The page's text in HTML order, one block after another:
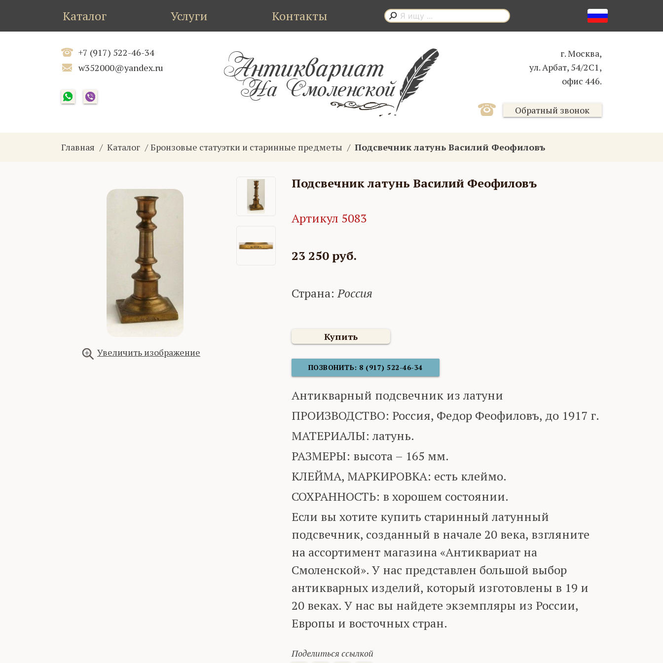
Каталог Услуги Контакты
+7 (917) 522-46-34
w352000@yandex.ru
г. Москва,
ул. Арбат, 54/2С1,
офис 446.
Обратный звонок
Главная Каталог Бронзовые статуэтки и старинные предметы Подсвечник латунь Василий Феофиловъ
Увеличить изображение
Подсвечник латунь Василий Феофиловъ
Артикул 5083
23 250 руб.
Страна:Россия
Купить
ПОЗВОНИТЬ: 8 (917) 522-46-34
Антикварный подсвечник из латуни
ПРОИЗВОДСТВО: Россия, Федор Феофиловъ, до 1917 г.
МАТЕРИАЛЫ: латунь.
РАЗМЕРЫ: высота – 165 мм.
КЛЕЙМА, МАРКИРОВКА: есть клеймо.
СОХРАННОСТЬ: в хорошем состоянии.
Если вы хотите купить старинный латунный
подсвечник, созданный в начале 20 века, взгляните
на ассортимент магазина «Антиквариат на
Смоленской». У нас представлен большой выбор
антикварных изделий, который изготовлены в 19 и
20 веках. У нас вы найдете экземпляры из России,
Европы и восточных стран.
Поделиться ссылкой